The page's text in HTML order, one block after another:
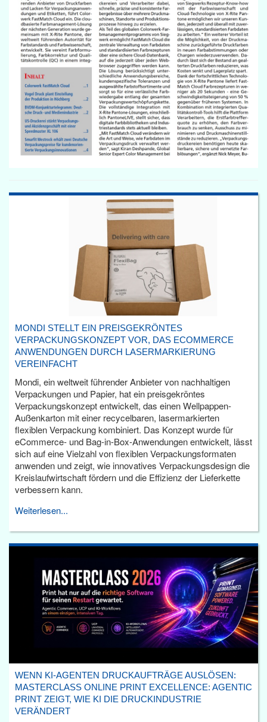
MONDI STELLT EIN PREISGEKRÖNTES
VERPACKUNGSKONZEPT VOR, DAS ECOMMERCE
ANWENDUNGEN DURCH LASERMARKIERUNG
VEREINFACHT
Mondi, ein weltweit führender Anbieter von nachhaltigen
Verpackungen und Papier, hat ein preisgekröntes
Verpackungskonzept entwickelt, das einen Wellpappen-
Außenkarton mit einer recycelbaren, lasermarkierten
flexiblen Verpackung kombiniert. Das Konzept wurde für
eCommerce- und Bag-in-Box-Anwendungen entwickelt, lässt
sich auf eine Vielzahl von flexiblen Verpackungsformaten
anwenden und zeigt, wie innovatives Verpackungsdesign die
Kreislaufwirtschaft fördern und die Effizienz der Lieferkette
verbessern kann.
Weiterlesen...
WENN KI-AGENTEN DRUCKAUFTRÄGE AUSLÖSEN:
MASTERCLASS ONLINE PRINT EXCELLENCE: AGENTIC
PRINT ZEIGT, WIE KI DIE DRUCKINDUSTRIE
VERÄNDERT